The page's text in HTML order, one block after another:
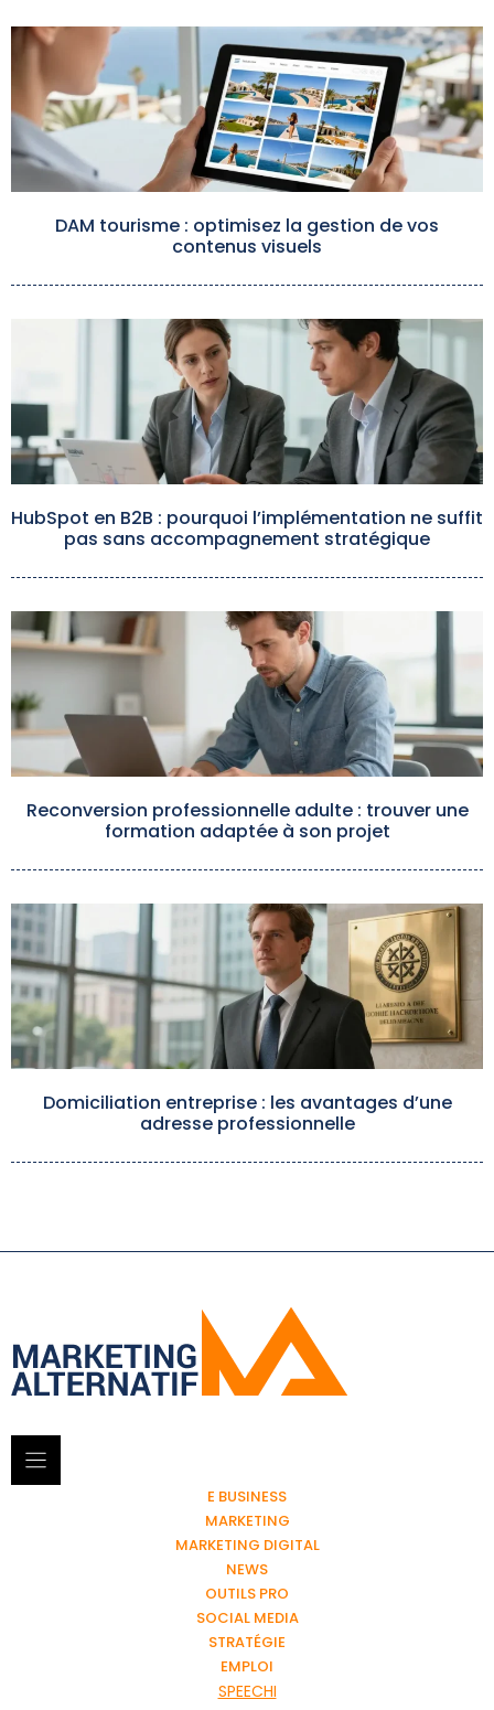
DAM tourisme : optimisez la gestion de vos
contenus visuels
HubSpot en B2B : pourquoi l’implémentation ne suffit
pas sans accompagnement stratégique
Reconversion professionnelle adulte : trouver une
formation adaptée à son projet
Domiciliation entreprise : les avantages d’une
adresse professionnelle
E BUSINESS
MARKETING
MARKETING DIGITAL
NEWS
OUTILS PRO
SOCIAL MEDIA
STRATÉGIE
EMPLOI
SPEECHI